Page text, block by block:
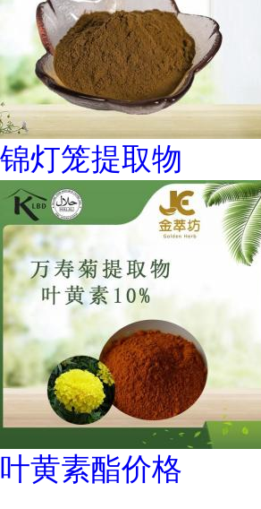
锦灯笼提取物
叶黄素酯价格